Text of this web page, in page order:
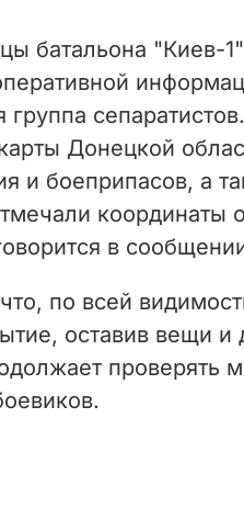
i
d
e
o
батальона "Киев-
группа
Донецкой
и боеприпасов, а
координаты
в
по всей
оставив вещи и
проверять